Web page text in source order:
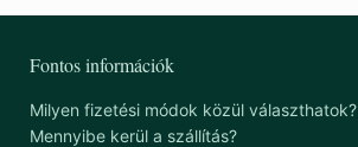
Fontos információk
Milyen fizetési módok közül választhatok?
Mennyibe kerül a szállítás?